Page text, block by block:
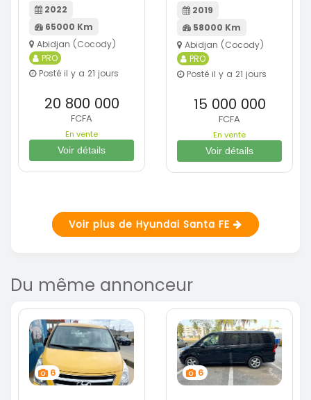
2022
65000 Km
Abidjan (Cocody)
PRO
Posté il y a 21 jours
20 800 000
FCFA
En vente
Voir détails
2019
58000 Km
Abidjan (Cocody)
PRO
Posté il y a 21 jours
15 000 000
FCFA
En vente
Voir détails
Voir plus de Hyundai Santa FE
Du même annonceur
6 6